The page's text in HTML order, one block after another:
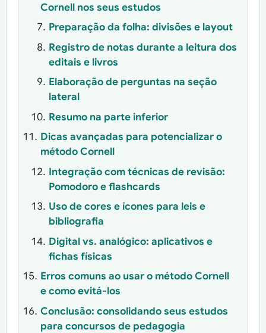
Cornell nos seus estudos
Preparação da folha: divisões e layout
Registro de notas durante a leitura dos
editais e livros
Elaboração de perguntas na seção
lateral
Resumo na parte inferior
Dicas avançadas para potencializar o
método Cornell
Integração com técnicas de revisão:
Pomodoro e flashcards
Uso de cores e ícones para leis e
bibliografia
Digital vs. analógico: aplicativos e
fichas físicas
Erros comuns ao usar o método Cornell
e como evitá-los
Conclusão: consolidando seus estudos
para concursos de pedagogia